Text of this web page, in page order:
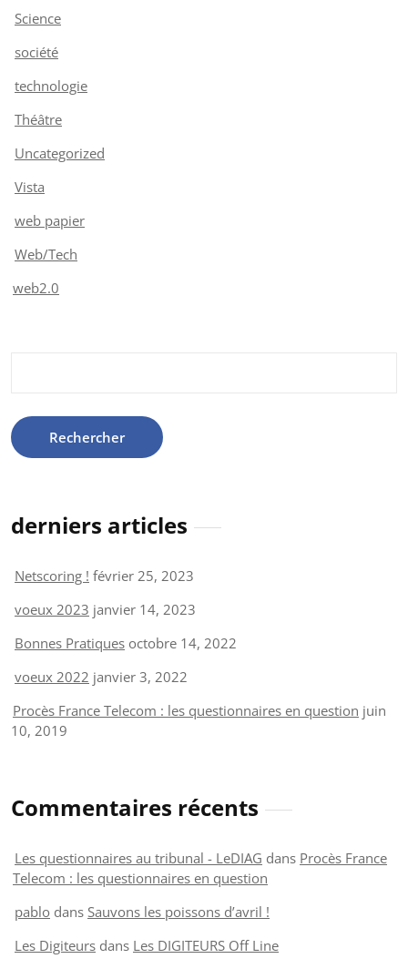
Science
société
technologie
Théâtre
Uncategorized
Vista
web papier
Web/Tech
web2.0
derniers articles
Netscoring ! février 25, 2023
voeux 2023 janvier 14, 2023
Bonnes Pratiques octobre 14, 2022
voeux 2022 janvier 3, 2022
Procès France Telecom : les questionnaires en question juin
10, 2019
Commentaires récents
Les questionnaires au tribunal - LeDIAG dans Procès France
Telecom : les questionnaires en question
pablo dans Sauvons les poissons d’avril !
Les Digiteurs dans Les DIGITEURS Off Line